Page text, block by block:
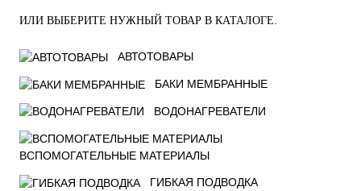
ИЛИ ВЫБЕРИТЕ НУЖНЫЙ ТОВАР В КАТАЛОГЕ.
АВТОТОВАРЫ
БАКИ МЕМБРАННЫЕ
ВОДОНАГРЕВАТЕЛИ
ВСПОМОГАТЕЛЬНЫЕ МАТЕРИАЛЫ
ГИБКАЯ ПОДВОДКА